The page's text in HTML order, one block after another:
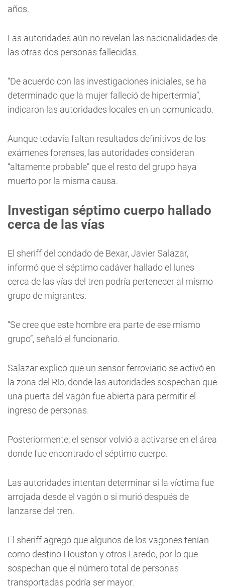
años.
Las autoridades aún no revelan las nacionalidades de
las otras dos personas fallecidas.
“De acuerdo con las investigaciones iniciales, se ha
determinado que la mujer falleció de hipertermia”,
indicaron las autoridades locales en un comunicado.
Aunque todavía faltan resultados definitivos de los
exámenes forenses, las autoridades consideran
“altamente probable” que el resto del grupo haya
muerto por la misma causa.
Investigan séptimo cuerpo hallado
cerca de las vías
El sheriff del condado de Bexar, Javier Salazar,
informó que el séptimo cadáver hallado el lunes
cerca de las vías del tren podría pertenecer al mismo
grupo de migrantes.
“Se cree que este hombre era parte de ese mismo
grupo”, señaló el funcionario.
Salazar explicó que un sensor ferroviario se activó en
la zona del Río, donde las autoridades sospechan que
una puerta del vagón fue abierta para permitir el
ingreso de personas.
Posteriormente, el sensor volvió a activarse en el área
donde fue encontrado el séptimo cuerpo.
Las autoridades intentan determinar si la víctima fue
arrojada desde el vagón o si murió después de
lanzarse del tren.
El sheriff agregó que algunos de los vagones tenían
como destino Houston y otros Laredo, por lo que
sospechan que el número total de personas
transportadas podría ser mayor.